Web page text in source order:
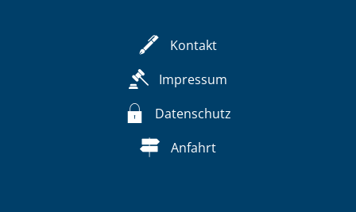
Kontakt
Impressum
Datenschutz
Anfahrt